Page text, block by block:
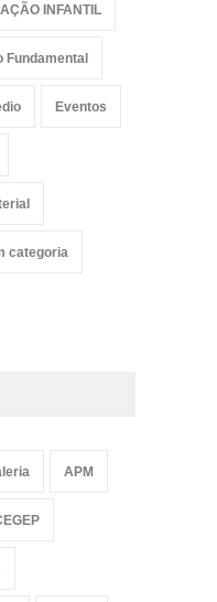
INFANTIL
Fundamental
Eventos
categoria
APM